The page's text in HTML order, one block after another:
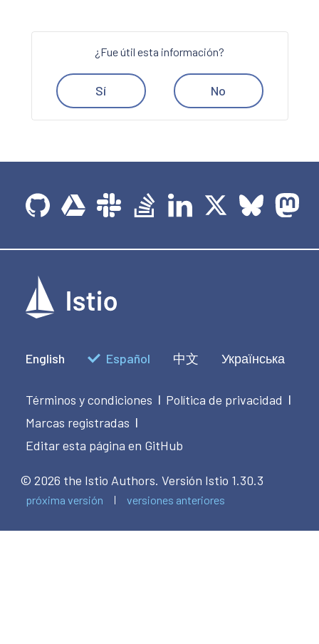
¿Fue útil esta información?
Sí No
English Español 中文 Українська
Términos y condiciones | Política de privacidad |
Marcas registradas |
Editar esta página en GitHub
© 2026 the Istio Authors. Versión Istio 1.30.3
próxima versión versiones anteriores